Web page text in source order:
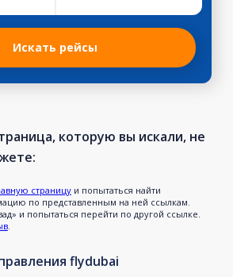
Искать рейсы
которую вы искали, не
страницуи попытаться найти
по представленным на ней ссылкам.
и попытаться перейти по другой ссылке.
.
flydubai